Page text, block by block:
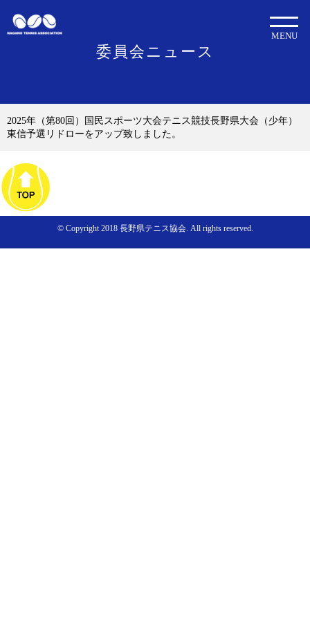
委員会ニュース
MENU
2025年（第80回）国民スポーツ大会テニス競技長野県大会（少年）
東信予選リドローをアップ致しました。
© Copyright 2018 長野県テニス協会. All rights reserved.